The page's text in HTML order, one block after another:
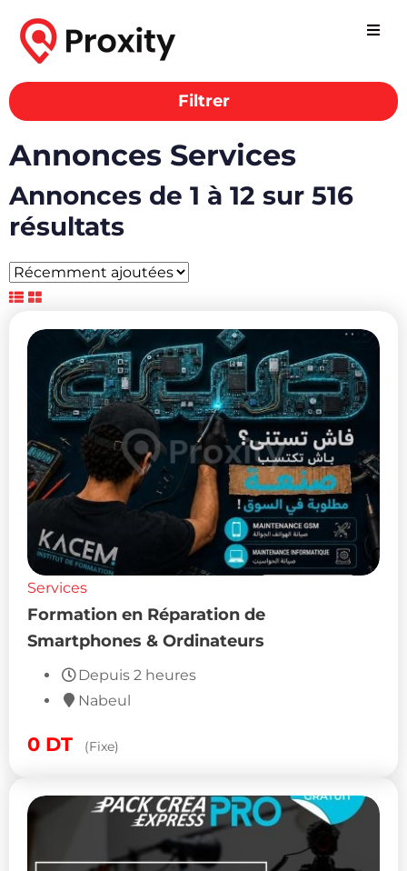
Filtrer
Annonces Services
Annonces de 1 à 12 sur 516
résultats
Services
Formation en Réparation de
Smartphones & Ordinateurs
Depuis 2 heures
Nabeul
0 DT (Fixe)